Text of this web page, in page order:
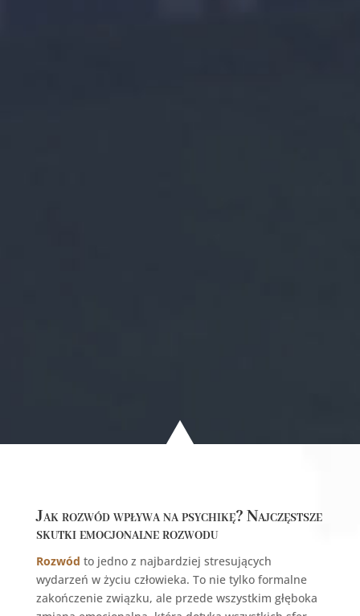
Jak rozwód wpływa na psychikę? Najczęstsze
skutki emocjonalne rozwodu
Rozwód to jedno z najbardziej stresujących
wydarzeń w życiu człowieka. To nie tylko formalne
zakończenie związku, ale przede wszystkim głęboka